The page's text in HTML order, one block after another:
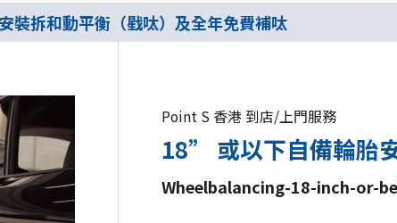
裝拆和動平衡（戥呔）及全年免費補呔
Point S 香港 到店/上門服務
18” 或以下自備輪胎
Wheelbalancing-18-inch-or-